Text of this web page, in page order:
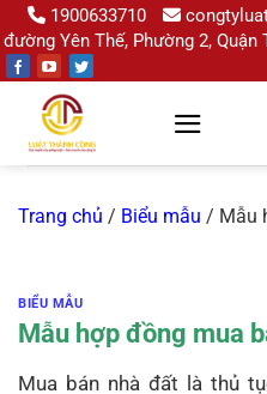
Chuyển
đến
nội
1900633710
đường Yên Thế, Phường 2, Quận
Trang chủ / Biểu mẫu / Mẫu
BIỂU MẪU
Mẫu hợp đồng mua
Mua bán nhà đất là thủ